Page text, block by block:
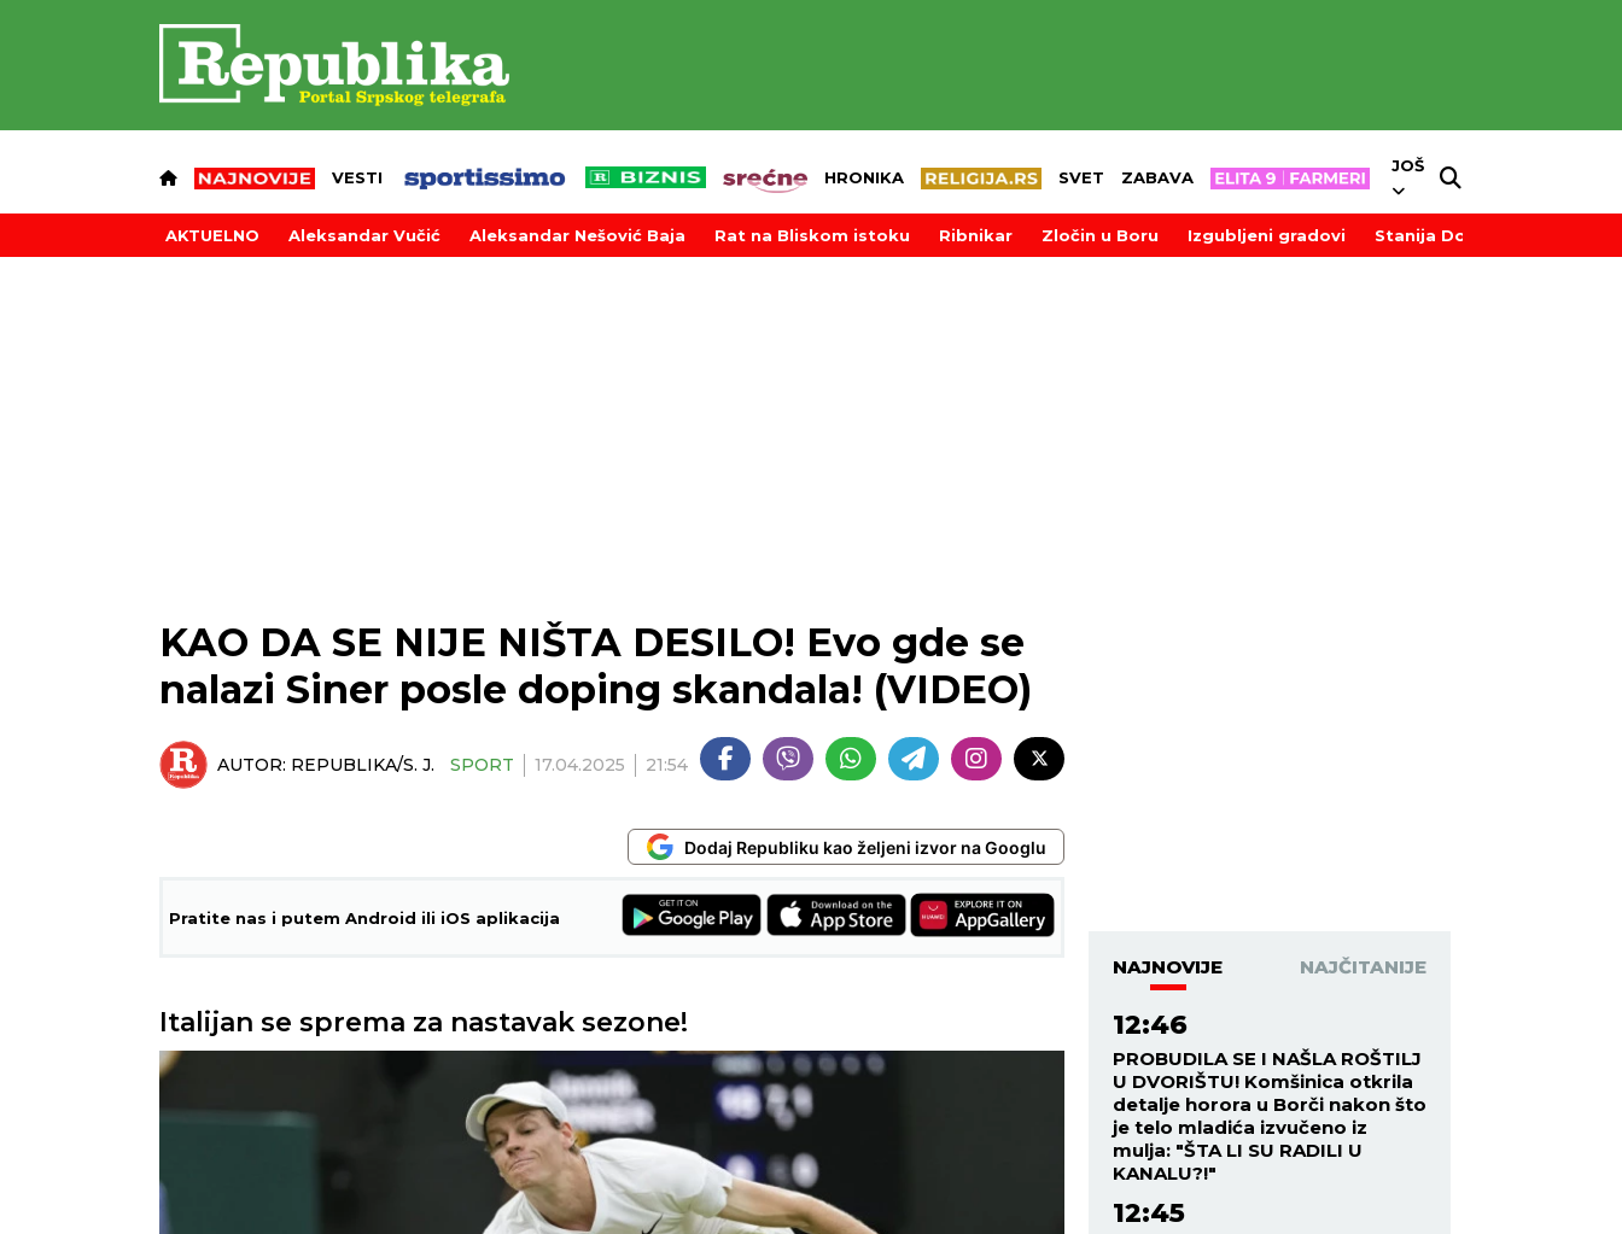
VESTI HRONIKA SVET ZABAVA
JOŠ
AKTUELNO Aleksandar Vučić Aleksandar Nešović Baja Rat na Bliskom istoku Ribnikar Zločin u Boru Izgubljeni gradovi Stanija Dobrojević
KAO DA SE NIJE NIŠTA DESILO! Evo gde se
nalazi Siner posle doping skandala! (VIDEO)
AUTOR: REPUBLIKA/S. J. SPORT 17.04.2025 21:54
Dodaj Republiku kao željeni izvor na Googlu
Pratite nas i putem Android ili iOS aplikacija
Italijan se sprema za nastavak sezone!
NAJNOVIJE NAJČITANIJE
12:46
PROBUDILA SE I NAŠLA ROŠTILJ
U DVORIŠTU! Komšinica otkrila
detalje horora u Borči nakon što
je telo mladića izvučeno iz
mulja: "ŠTA LI SU RADILI U
KANALU?!"
12:45